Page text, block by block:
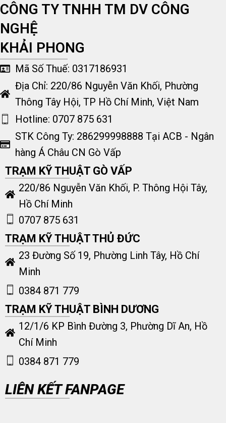
CÔNG TY TNHH TM DV CÔNG
NGHỆ
KHẢI PHONG
Mã Số Thuế: 0317186931
Địa Chỉ: 220/86 Nguyễn Văn Khối, Phường
Thông Tây Hội, TP Hồ Chí Minh, Việt Nam
Hotline: 0707 875 631
STK Công Ty: 286299998888 Tại ACB - Ngân
hàng Á Châu CN Gò Vấp
TRẠM KỸ THUẬT GÒ VẤP
220/86 Nguyễn Văn Khối, P. Thông Hội Tây,
Hồ Chí Minh
0707 875 631
TRẠM KỸ THUẬT THỦ ĐỨC
23 Đường Số 19, Phường Linh Tây, Hồ Chí
Minh
0384 871 779
TRẠM KỸ THUẬT BÌNH DƯƠNG
12/1/6 KP Bình Đường 3, Phường Dĩ An, Hồ
Chí Minh
0384 871 779
LIÊN KẾT FANPAGE